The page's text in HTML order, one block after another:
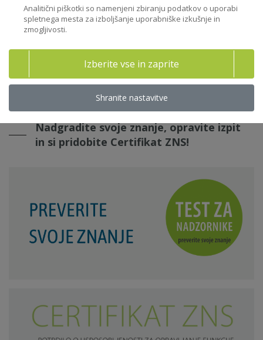
Nadgradite svoje znanje, opravite izpit
in si pridobite Certifikat ZNS!
Analitični piškotki so namenjeni zbiranju podatkov o uporabi
spletnega mesta za izboljšanje uporabniške izkušnje in
zmogljivosti.
Izberite vse in zaprite
Shranite nastavitve